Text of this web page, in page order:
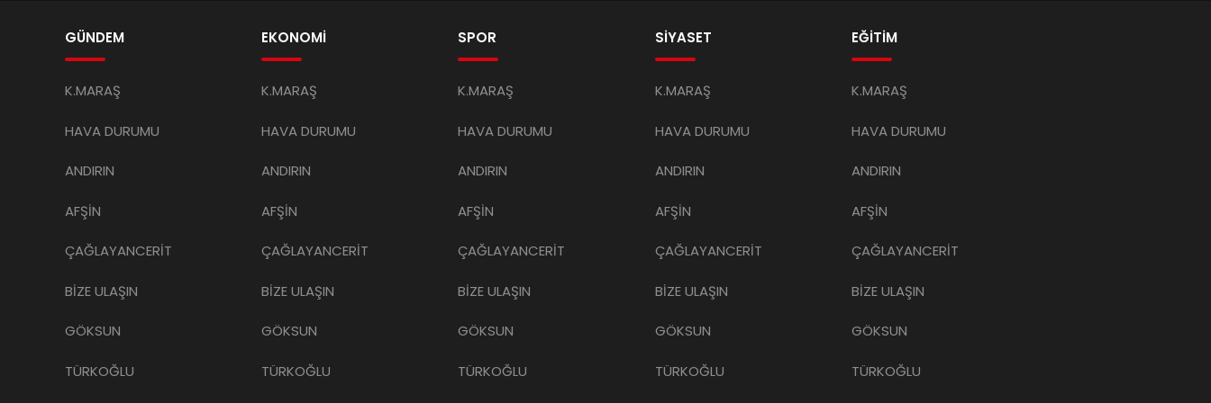
GÜNDEM
K.MARAŞ
HAVA DURUMU
ANDIRIN
AFŞİN
ÇAĞLAYANCERİT
BİZE ULAŞIN
GÖKSUN
TÜRKOĞLU
EKONOMİ
K.MARAŞ
HAVA DURUMU
ANDIRIN
AFŞİN
ÇAĞLAYANCERİT
BİZE ULAŞIN
GÖKSUN
TÜRKOĞLU
SPOR
K.MARAŞ
HAVA DURUMU
ANDIRIN
AFŞİN
ÇAĞLAYANCERİT
BİZE ULAŞIN
GÖKSUN
TÜRKOĞLU
SİYASET
K.MARAŞ
HAVA DURUMU
ANDIRIN
AFŞİN
ÇAĞLAYANCERİT
BİZE ULAŞIN
GÖKSUN
TÜRKOĞLU
EĞİTİM
K.MARAŞ
HAVA DURUMU
ANDIRIN
AFŞİN
ÇAĞLAYANCERİT
BİZE ULAŞIN
GÖKSUN
TÜRKOĞLU